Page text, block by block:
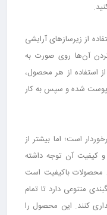
از زیرسازهای آرایشی
آن‌ها روی صورت به
استفاده از هر محصول،
پوست شده و سپس به کار
است؛ اما بیشتر از
کیفیت آن توجه داشته
باکیفیت است
متنوعی دارد تا تمام
کنند. این محصول را